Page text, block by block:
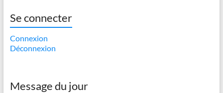
Se connecter
Connexion
Déconnexion
Message du jour